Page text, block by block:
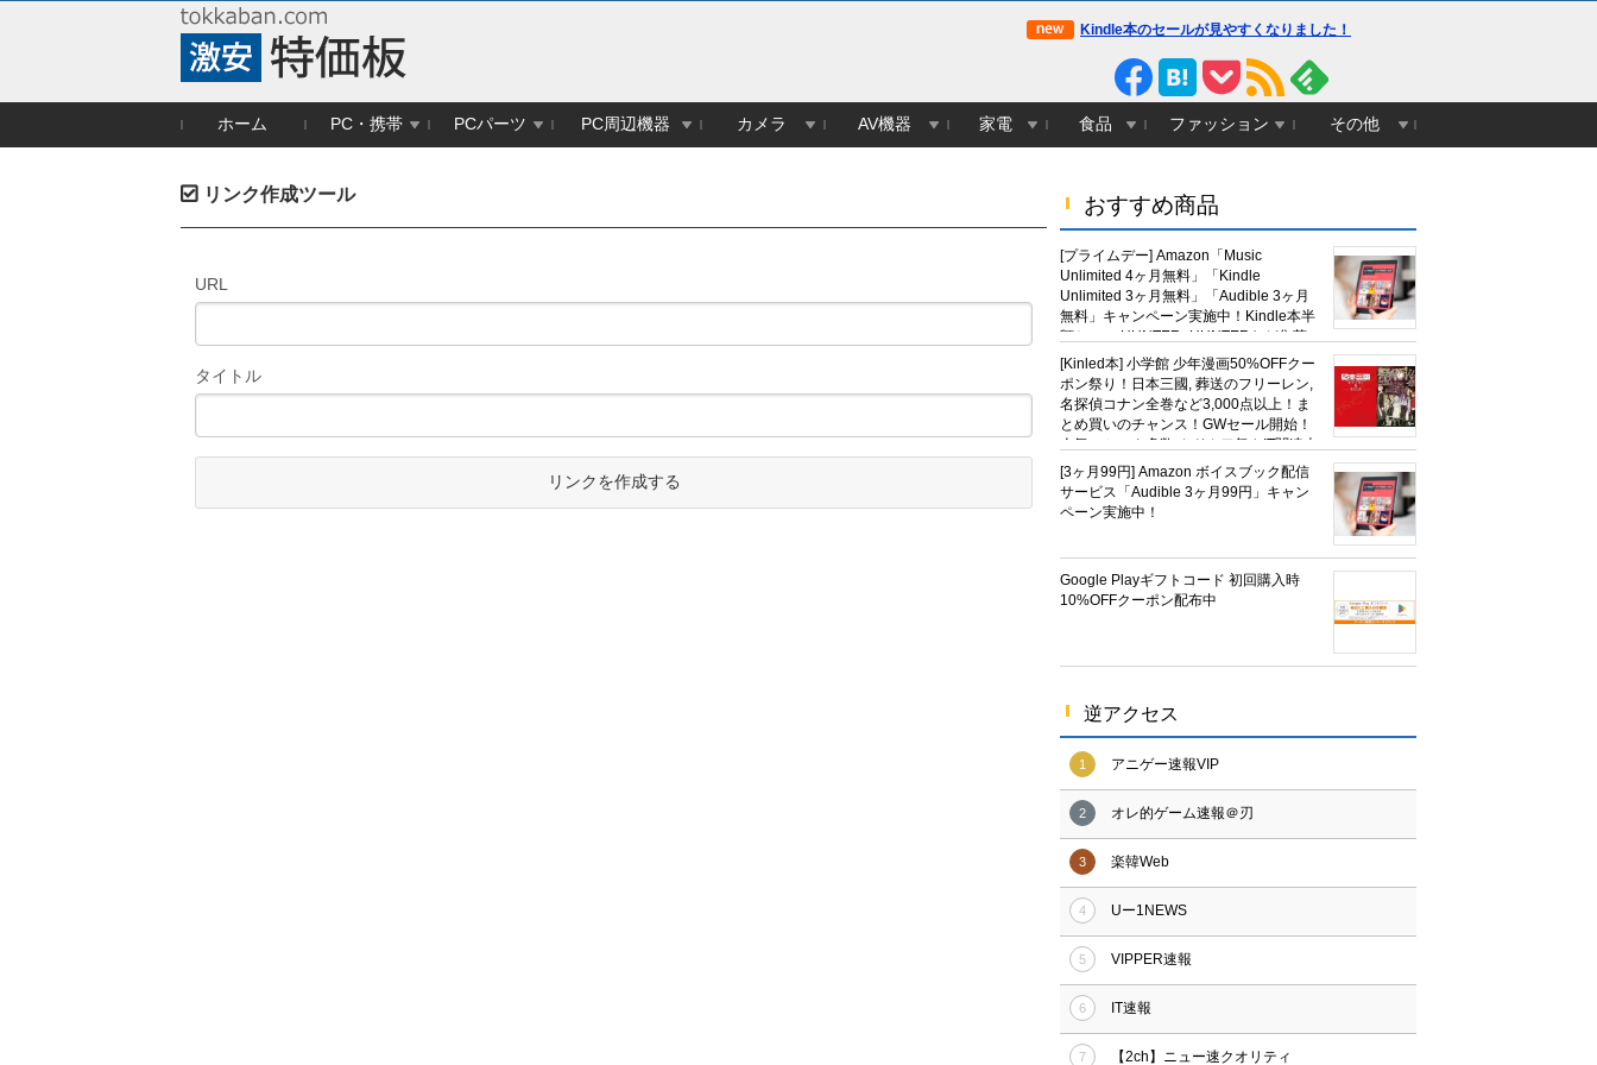
Kindle本のセールが見やすくなりました！
ホーム PC・携帯 PCパーツ PC周辺機器 カメラ AV機器 家電 食品 ファッション その他
おすすめ商品
[プライムデー] Amazon「Music
Unlimited 4ヶ月無料」「Kindle
Unlimited 3ヶ月無料」「Audible 3ヶ月
無料」キャンペーン実施中！Kindle本半
額セール HUNTER×HUNTERなど集英
社、無職転生,幼女戦記など
KADOKAWA、キャプテン翼100円セー
ルも！
[Kinled本] 小学館 少年漫画50%OFFクー
ポン祭り！日本三國, 葬送のフリーレン,
名探偵コナン全巻など3,000点以上！ま
とめ買いのチャンス！GWセール開始！
人気コミック多数 カドカワ祭やIT関連本
がセールに！
[3ヶ月99円] Amazon ボイスブック配信
サービス「Audible 3ヶ月99円」キャン
ペーン実施中！
Google Playギフトコード 初回購入時
10%OFFクーポン配布中
逆アクセス
1 アニゲー速報VIP
2 オレ的ゲーム速報＠刃
3 楽韓Web
4 Uー1NEWS
5 VIPPER速報
6 IT速報
7 【2ch】ニュー速クオリティ
リンク作成ツール
URL
タイトル
リンクを作成する